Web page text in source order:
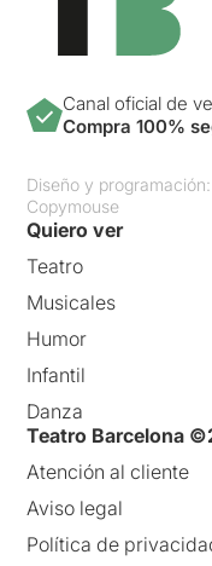
Canal oficial de
Compra 100%
Diseño y programación:
Copymouse
Quiero ver
Teatro
Musicales
Humor
Infantil
Danza
Teatro Barcelona
Atención al cliente
Aviso legal
Política de